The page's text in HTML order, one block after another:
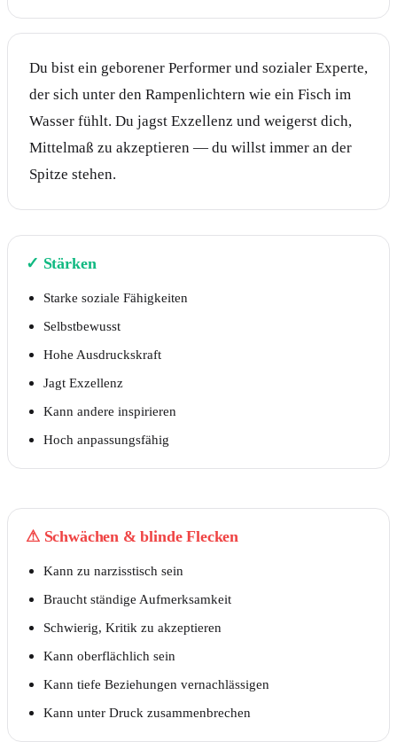
Du bist ein geborener Performer und sozialer Experte,
der sich unter den Rampenlichtern wie ein Fisch im
Wasser fühlt. Du jagst Exzellenz und weigerst dich,
Mittelmaß zu akzeptieren — du willst immer an der
Spitze stehen.
✓ Stärken
Starke soziale Fähigkeiten
Selbstbewusst
Hohe Ausdruckskraft
Jagt Exzellenz
Kann andere inspirieren
Hoch anpassungsfähig
⚠ Schwächen & blinde Flecken
Kann zu narzisstisch sein
Braucht ständige Aufmerksamkeit
Schwierig, Kritik zu akzeptieren
Kann oberflächlich sein
Kann tiefe Beziehungen vernachlässigen
Kann unter Druck zusammenbrechen